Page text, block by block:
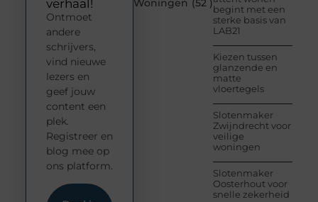
Woningen (52 )begint met een
sterke basis van
LAB21
Kiezen tussen
glanzende en
matte
vloertegels
Slotenmaker
Zwijndrecht voor
veilige
woningen
Slotenmaker
Oosterhout voor
snelle zekerheid
verhaal!
Ontmoet
andere
schrijvers,
vind nieuwe
lezers en
geef jouw
content een
plek.
Registreer en
blog mee op
ons platform.